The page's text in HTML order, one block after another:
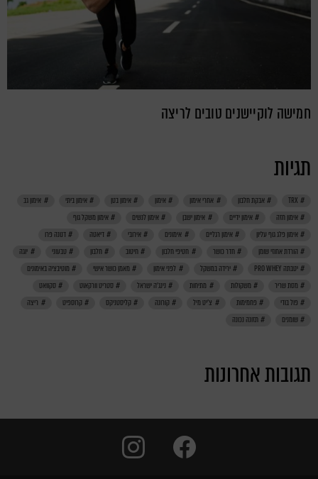
חמישה לוקיישנים טובים לריצה
תגיות
TRX אבקת חלבון אחרי אימון אימון אימון בטן אימון ביתי
אימון גב
אימון חזה
אימון ידיים אימון ישבן אימון לנשים
אימון משקל גוף
אימון פלג גוף עליון
אימון רגליים אימונים אירובי דיאטה
דנונה פרו
הורדת אחוזי שומן
חדר כושר חטיפי חלבון חיטוב חלבון טבעוני
יוגה
יטבתה PRO WHEY
ירידה במשקל לפני אימון מאמן כושר אישי
מוטיבציה באימונים
מסת שריר
משקולות מתיחות נינג'ה ישראל סטריט וורקאוט
סקוואט
פול בודי
פחמימות צ'יט מיל קורונה קליסטניקס קרוספיט
ריצה
שומנים
תזונה נכונה
תגובות אחרונות
facebook
instagram